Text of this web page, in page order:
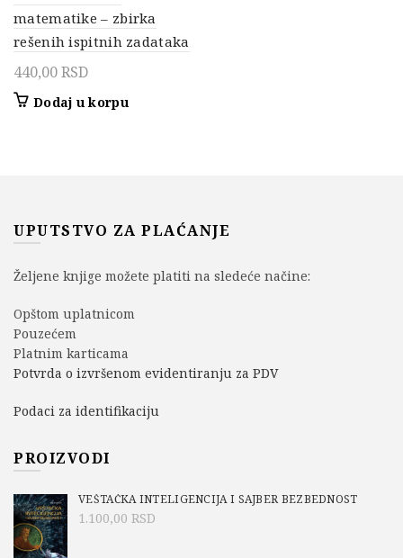
matematike – zbirka
rešenih ispitnih zadataka
440,00RSD
Dodaj u korpu
UPUTSTVO ZA PLAĆANJE
Željene knjige možete platiti na sledeće načine:
Opštom uplatnicom
Pouzećem
Platnim karticama
Potvrda o izvršenom evidentiranju za PDV
Podaci za identifikaciju
PROIZVODI
VEŠTAČKA INTELIGENCIJA I SAJBER BEZBEDNOST
1.100,00 RSD